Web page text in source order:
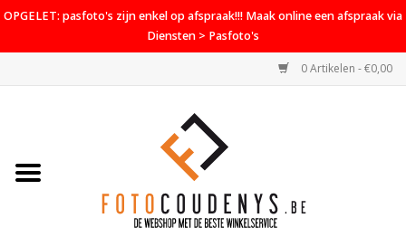
OPGELET: pasfoto's zijn enkel op afspraak!!! Maak online een afspraak via
Diensten > Pasfoto's
0 Artikelen - €0,00
Home